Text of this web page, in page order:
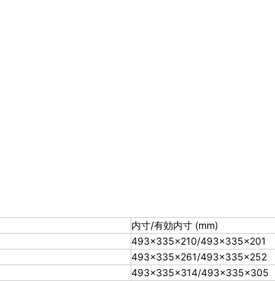
内寸/有効内寸 (mm)
493×335×210/493×335×201
493×335×261/493×335×252
493×335×314/493×335×305